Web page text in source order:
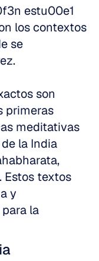
estu00e1
los contextos
se
son
primeras
meditativas
la India
Estos textos
y
la